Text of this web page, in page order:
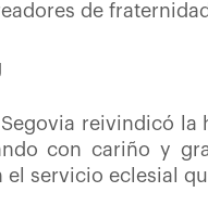
de
reivindicó
con cariño y
servicio eclesial